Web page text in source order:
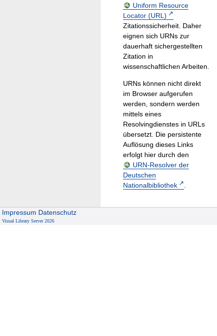
Uniform Resource
Locator (URL)
Zitationssicherheit. Daher
eignen sich URNs zur
dauerhaft sichergestellten
Zitation in
wissenschaftlichen Arbeiten.
URNs können nicht direkt
im Browser aufgerufen
werden, sondern werden
mittels eines
Resolvingdienstes in URLs
übersetzt. Die persistente
Auflösung dieses Links
erfolgt hier durch den
URN-Resolver der
Deutschen
Nationalbibliothek
.
Impressum Datenschutz
Visual Library Server 2026